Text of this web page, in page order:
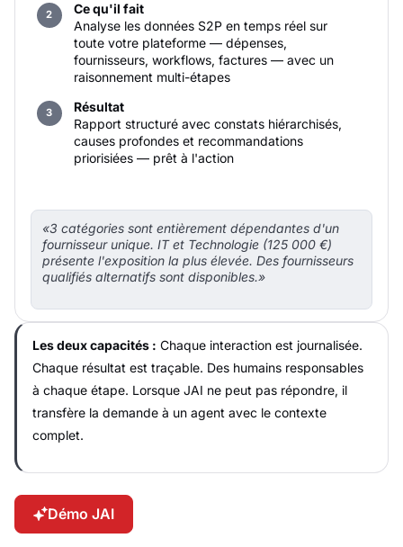
Ce qu'il fait
Analyse les données S2P en temps réel sur
toute votre plateforme — dépenses,
fournisseurs, workflows, factures — avec un
raisonnement multi-étapes
Résultat
Rapport structuré avec constats hiérarchisés,
causes profondes et recommandations
priorisiées — prêt à l'action
«3 catégories sont entièrement dépendantes d'un
fournisseur unique. IT et Technologie (125 000 €)
présente l'exposition la plus élevée. Des fournisseurs
qualifiés alternatifs sont disponibles.»
Les deux capacités : Chaque interaction est journalisée.
Chaque résultat est traçable. Des humains responsables
à chaque étape. Lorsque JAI ne peut pas répondre, il
transfère la demande à un agent avec le contexte
complet.
Démo JAI